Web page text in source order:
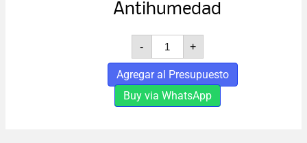
Antihumedad
-
PLACAS
SYS
BLOCK
Antihumedad
cantidad
+
Agregar al Presupuesto
Buy via WhatsApp